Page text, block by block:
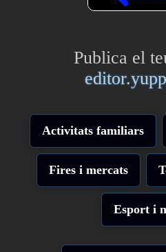
Publica el
Activitats familiars
Fires i mercats
Esport i